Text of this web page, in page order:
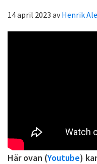
14 april 2023 avHenrik
Här ovan (Youtube)